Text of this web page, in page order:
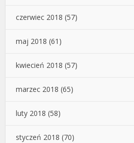
czerwiec 2018 (57)
maj 2018 (61)
kwiecień 2018 (57)
marzec 2018 (65)
luty 2018 (58)
styczeń 2018 (70)